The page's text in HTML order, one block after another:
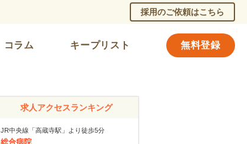
採用のご依頼はこちら
コラム キープリスト 無料登録
求人アクセスランキング
JR中央線「高蔵寺駅」より徒歩5分
総合病院